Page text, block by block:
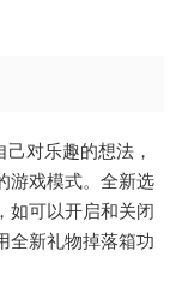
对乐趣的想法，
游戏模式。全新选
如可以开启和关闭
全新礼物掉落箱功